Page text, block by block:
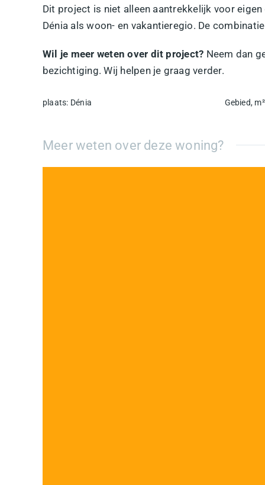
Dit project is niet alleen aantrekkelijk voor
Dénia als woon- en vakantieregio. De
Wil je meer weten over dit project? Neem dan
bezichtiging. Wij helpen je graag verder.
plaats: Dénia Gebied, m²
Meer weten over deze woning?